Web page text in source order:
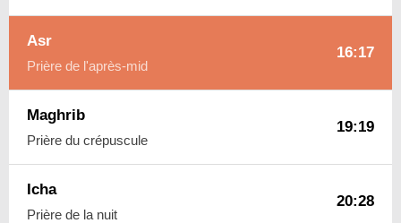
Asr
Prière de l'après-mid
16:17
Maghrib
Prière du crépuscule
19:19
Icha
Prière de la nuit
20:28